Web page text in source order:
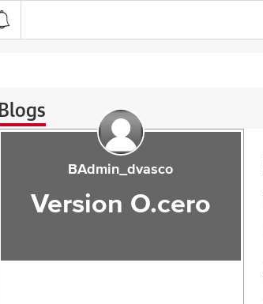
Blogs
BAdmin_dvasco
Version O.cero